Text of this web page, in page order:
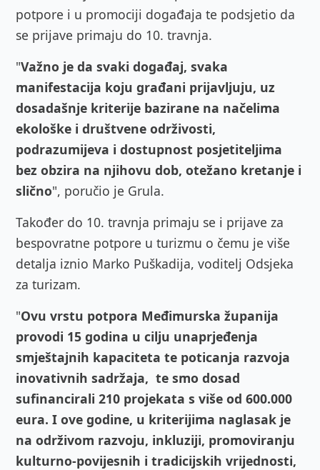
potpore i u promociji događaja te podsjetio da
se prijave primaju do 10. travnja.
"Važno je da svaki događaj, svaka
manifestacija koju građani prijavljuju, uz
dosadašnje kriterije bazirane na načelima
ekološke i društvene održivosti,
podrazumijeva i dostupnost posjetiteljima
bez obzira na njihovu dob, otežano kretanje i
slično", poručio je Grula.
Također do 10. travnja primaju se i prijave za
bespovratne potpore u turizmu o čemu je više
detalja iznio Marko Puškadija, voditelj Odsjeka
za turizam.
"Ovu vrstu potpora Međimurska županija
provodi 15 godina u cilju unaprjeđenja
smještajnih kapaciteta te poticanja razvoja
inovativnih sadržaja, te smo dosad
sufinancirali 210 projekata s više od 600.000
eura. I ove godine, u kriterijima naglasak je
na održivom razvoju, inkluziji, promoviranju
kulturno-povijesnih i tradicijskih vrijednosti,